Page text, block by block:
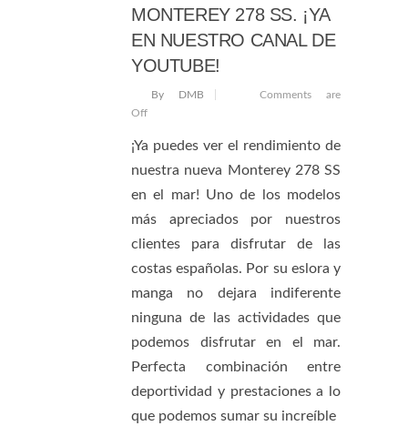
MONTEREY 278 SS. ¡YA
EN NUESTRO CANAL DE
YOUTUBE!
By DMB
Comments are
Off
¡Ya puedes ver el rendimiento de
nuestra nueva Monterey 278 SS
en el mar! Uno de los modelos
más apreciados por nuestros
clientes para disfrutar de las
costas españolas. Por su eslora y
manga no dejara indiferente
ninguna de las actividades que
podemos disfrutar en el mar.
Perfecta combinación entre
deportividad y prestaciones a lo
que podemos sumar su increíble